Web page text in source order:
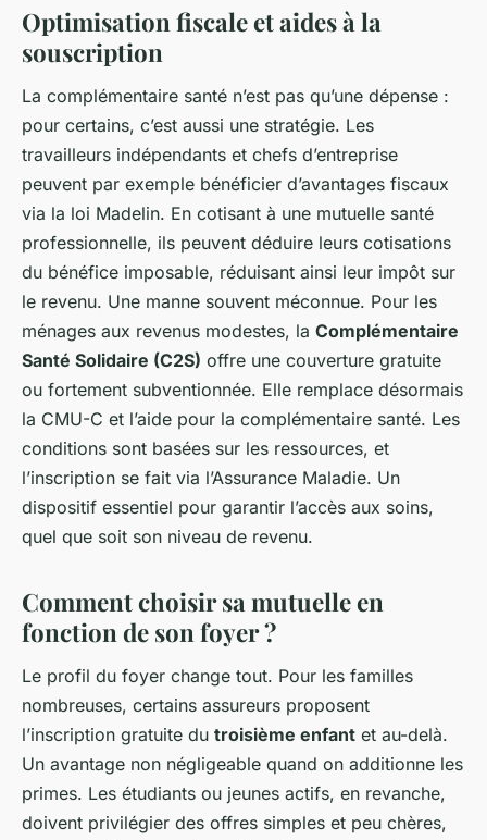
Optimisation fiscale et aides à la
souscription
La complémentaire santé n’est pas qu’une dépense :
pour certains, c’est aussi une stratégie. Les
travailleurs indépendants et chefs d’entreprise
peuvent par exemple bénéficier d’avantages fiscaux
via la loi Madelin. En cotisant à une mutuelle santé
professionnelle, ils peuvent déduire leurs cotisations
du bénéfice imposable, réduisant ainsi leur impôt sur
le revenu. Une manne souvent méconnue. Pour les
ménages aux revenus modestes, la Complémentaire
Santé Solidaire (C2S) offre une couverture gratuite
ou fortement subventionnée. Elle remplace désormais
la CMU-C et l’aide pour la complémentaire santé. Les
conditions sont basées sur les ressources, et
l’inscription se fait via l’Assurance Maladie. Un
dispositif essentiel pour garantir l’accès aux soins,
quel que soit son niveau de revenu.
Comment choisir sa mutuelle en
fonction de son foyer ?
Le profil du foyer change tout. Pour les familles
nombreuses, certains assureurs proposent
l’inscription gratuite du troisième enfant et au-delà.
Un avantage non négligeable quand on additionne les
primes. Les étudiants ou jeunes actifs, en revanche,
doivent privilégier des offres simples et peu chères,